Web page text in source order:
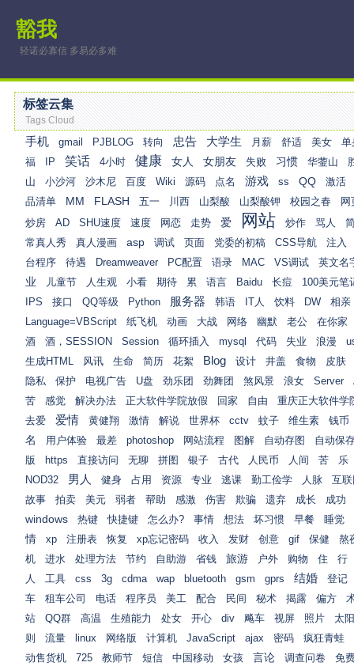
豁我
轻诺必寡信 多易必多难
标签云集
Tags Cloud
手机 gmail PJBLOG 转向 忠告 大学生 月薪 舒适 美女
单
福
IP 笑话 4小时 健康 女人 女朋友 失败 习惯 华蓥山
山
小沙河 沙木尼 百度 Wiki 源码 点名 游戏 ss QQ
激活
品清单
MM FLASH 五一 川西 山梨酸 山梨酸钾 校园之春
网
炒房
AD SHU速度 速度 网恋 走势 爱 网站 炒作 骂人
常真人秀
真人漫画 asp 调试 页面 党委的初稿 CSS导航
注入
台程序
待遇 Dreamweaver PC配置 语录 MAC VS调试 英文名
业 儿童节 人生观 小看 期待 累 语言 Baidu 长痘
100美元笔
IPS
接口 QQ等级 Python 服务器 韩语 IT人 饮料 DW
相亲
Language=VBScript
纸飞机 动画 大战 网络 幽默 老公
在你家
酒
酒，SESSION Session 循环插入 mysql 代码 失业 浪漫
生成HTML
风讯 生命 简历 花絮 Blog 设计 井盖 食物
皮肤
隐私
保护 电视广告 U盘 劲乐团 劲舞团 煞风景 浪女 Server
苦
感觉 解决办法 正大软件学院放假 回家 自由
重庆正大软件学
去爱
爱情 黄健翔 激情 解说 世界杯 cctv 蚊子 维生素 钱币
名 用户体验 最差 photoshop 网站流程 图解 自动存图
自动保
版
https 直接访问 无聊 拼图 银子 古代 人民币 人间 苦
乐
NOD32
男人 健身 占用 资源 专业 逃课 勤工俭学 人脉
互
故事
拍卖 美元 弱者 帮助 感激 伤害 欺骗 遗弃 成长 成功
windows 热键 快捷键 怎么办? 事情 想法 坏习惯 早餐 睡觉
情 xp 注册表 恢复 xp忘记密码 收入 发财 创意 gif 保健
熬
机
进水 处理方法 节约 自助游 省钱 旅游 户外 购物 住
行
人
工具 css 3g cdma wap bluetooth gsm gprs 结婚
登记
车
租车公司 电话 程序员 美工 配合 民间 秘术 揭露 偏方
站
QQ群 高温 生殖能力 处女 开心 div 飚车 视屏 照片
太
则
流量 linux 网络版 计算机 JavaScript ajax 密码
疯狂青蛙
动售货机
725 教师节 短信 中国移动 女孩 言论 调查问卷
免